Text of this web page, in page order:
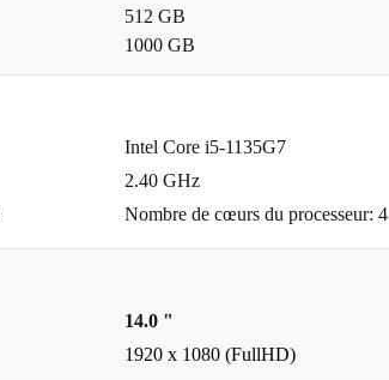
512 GB
1000 GB
Intel Core i5-1135G7
2.40 GHz
Nombre de cœurs du processeur: 4
14.0 "
1920 x 1080 (FullHD)